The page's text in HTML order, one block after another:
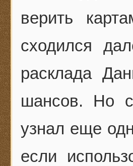
верить
сходился
расклада
шансов. Но
узнал еще
если